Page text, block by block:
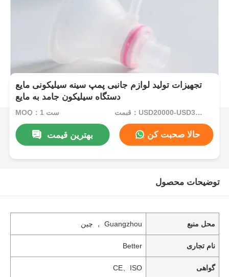
تجهیزات تولید لوازم جانبی پمپ سینه سیلیکونی مایع
دستگاه سیلیکون جامد به مایع
MOQ：1 ست قیمت：USD20000-USD35000per set
بهترین قیمت حالا صحبت کن
توضیحات محصول
محل منبع Guangzhou ， چین
نام تجاری Better
گواهی CE、ISO